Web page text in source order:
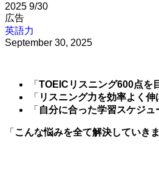
2025 9/30
広告
英語力
September 30, 2025
「 TOEICリスニング600点を
「 リスニング力を効率よく伸
「 自分に合った学習スケジュ
「 こんな悩みを全て解決していきま